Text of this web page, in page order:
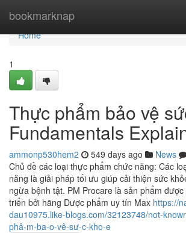
bookmarknap
Home
Home
1
Thực phẩm bảo vệ
Fundamentals
ammonp530hem2 549 days ago News
Chủ đề các loại thực phẩm chức năng: Các
năng là giải pháp tối ưu giúp cải thiện sức
ngừa bệnh tật. PM Procare là sản phẩm
triển bởi hãng Dược phẩm uy tín Max https://
dau10975.like-blogs.com/32123748/not-
phâ-m-ba-o-vê-sư-c-kho-e